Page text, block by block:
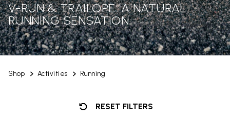
Shop Activities Running
V-RUN & TRAILOPE: A NATURAL
RUNNING SENSATION
RESET FILTERS